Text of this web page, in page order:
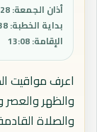
أذان الجمعة:
بداية الخطبة:
الإقامة:
13:08
اعرف مواقيت
والظهر
والصلاة